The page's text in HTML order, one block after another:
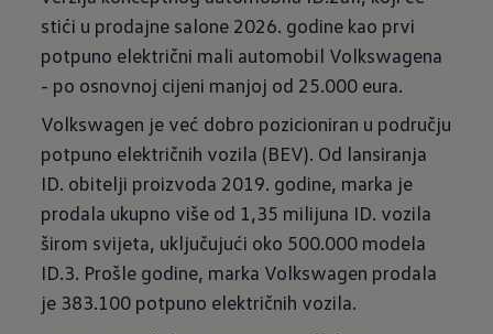
stići u prodajne salone 2026. godine kao prvi
potpuno električni mali automobil Volkswagena
- po osnovnoj cijeni manjoj od 25.000 eura.
Volkswagen je već dobro pozicioniran u području
potpuno električnih vozila (BEV). Od lansiranja
ID. obitelji proizvoda 2019. godine, marka je
prodala ukupno više od 1,35 milijuna ID. vozila
širom svijeta, uključujući oko 500.000 modela
ID.3. Prošle godine, marka Volkswagen prodala
je 383.100 potpuno električnih vozila.